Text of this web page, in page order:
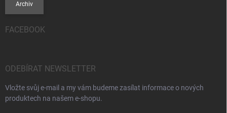
Archiv
FACEBOOK
ODEBÍRAT NEWSLETTER
Vložte svůj e-mail a my vám budeme zasílat informace o nových
produktech na našem e-shopu.